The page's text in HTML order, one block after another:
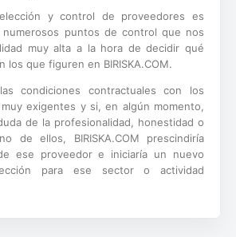
y control de proveedores es
puntos de control que nos
muy alta a la hora de decidir qué
los que figuren en BIRISKA.COM.
condiciones contractuales con los
exigentes y si, en algún momento,
de la profesionalidad, honestidad o
de ellos, BIRISKA.COM prescindiría
ese proveedor e iniciaría un nuevo
para ese sector o actividad